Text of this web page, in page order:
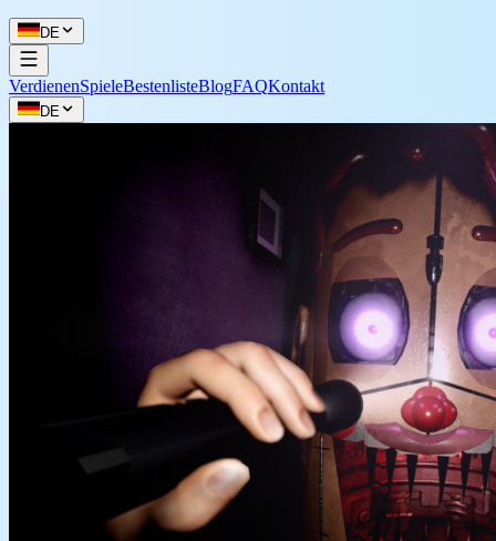
DE
VerdienenSpieleBestenlisteBlogFAQKontakt
DE